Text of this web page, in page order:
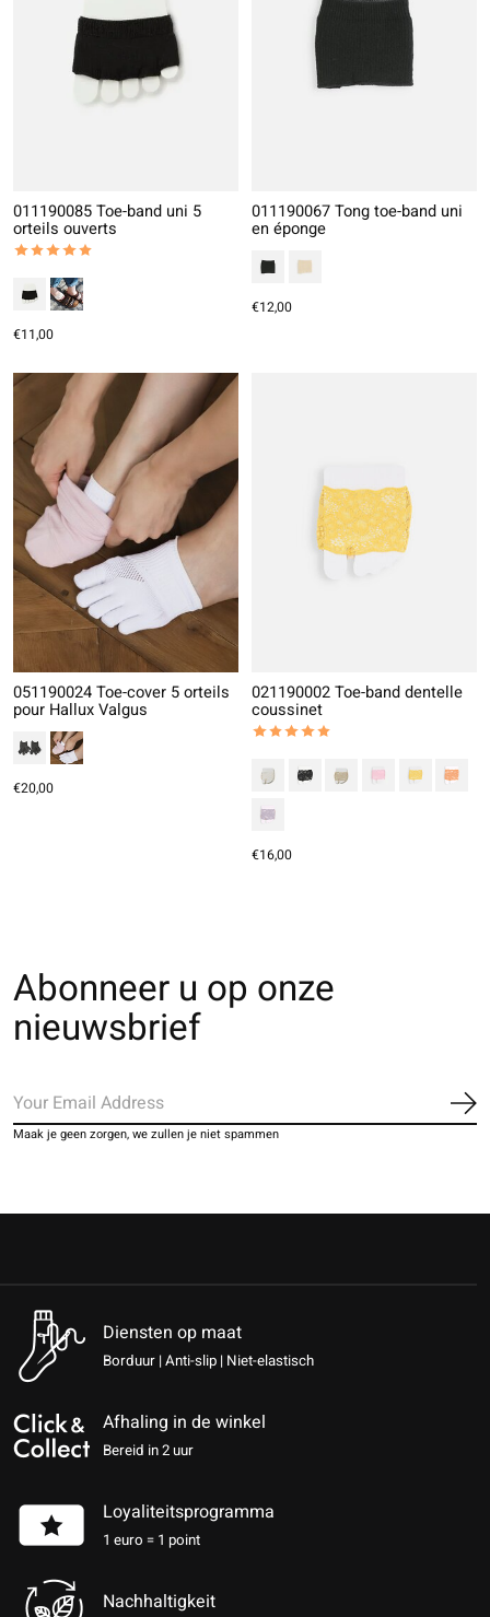
011190085 Toe-band uni 5
orteils ouverts
The rating of this product is
out of 5
€11,00
011190067 Tong toe-band uni
en éponge
€12,00
051190024 Toe-cover 5 orteils
pour Hallux Valgus
€20,00
021190002 Toe-band dentelle
coussinet
The rating of this product is
€16,00
Abonneer u op onze
nieuwsbrief
Maak je geen zorgen, we zullen je niet spammen
Diensten op maat
Borduur | Anti-slip | Niet-elastisch
Afhaling in de winkel
Bereid in 2 uur
Loyaliteitsprogramma
1 euro = 1 point
Nachhaltigkeit